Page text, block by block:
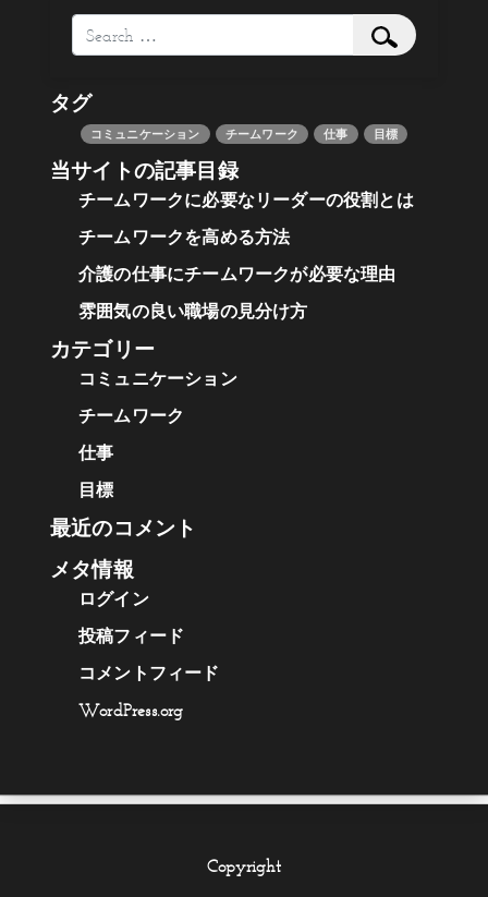
Search
タグ
コミュニケーション チームワーク 仕事 目標
当サイトの記事目録
チームワークに必要なリーダーの役割とは
チームワークを高める方法
介護の仕事にチームワークが必要な理由
雰囲気の良い職場の見分け方
カテゴリー
コミュニケーション
チームワーク
仕事
目標
最近のコメント
メタ情報
ログイン
投稿フィード
コメントフィード
WordPress.org
Copyright